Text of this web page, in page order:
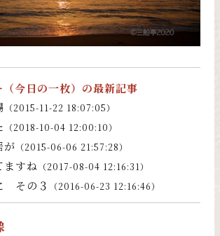
今日の一枚）の最新記事
（2015-11-22 18:07:05）
（2018-10-04 12:00:10）
が （2015-06-06 21:57:28）
ますね （2017-08-04 12:16:31）
その３ （2016-06-23 12:16:46）